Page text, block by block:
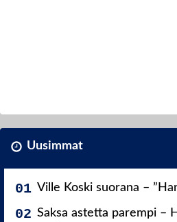
Uusimmat
Ville Koski suorana –
Saksa astetta parempi –